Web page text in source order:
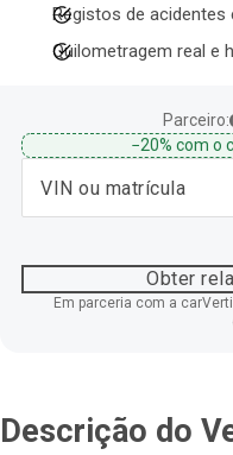
Registos de acidentes
Quilometragem real e
Parceiro:
−20%com o
Obter
Em parceria com a
Descrição do